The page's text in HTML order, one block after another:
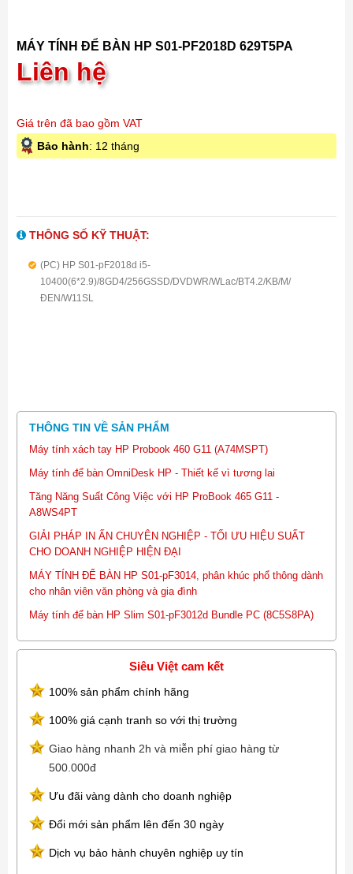
MÁY TÍNH ĐỂ BÀN HP S01-PF2018D 629T5PA
Liên hệ
Giá trên đã bao gồm VAT
Bảo hành: 12 tháng
THÔNG SỐ KỸ THUẬT:
(PC) HP S01-pF2018d i5-
10400(6*2.9)/8GD4/256GSSD/DVDWR/WLac/BT4.2/KB/M/
ĐEN/W11SL
THÔNG TIN VỀ SẢN PHẨM
Máy tính xách tay HP Probook 460 G11 (A74MSPT)
Máy tính để bàn OmniDesk HP - Thiết kế vì tương lai
Tăng Năng Suất Công Việc với HP ProBook 465 G11 -
A8WS4PT
GIẢI PHÁP IN ẤN CHUYÊN NGHIỆP - TỐI ƯU HIỆU SUẤT
CHO DOANH NGHIỆP HIỆN ĐẠI
MÁY TÍNH ĐỂ BÀN HP S01-pF3014, phân khúc phổ thông dành
cho nhân viên văn phòng và gia đình
Máy tính để bàn HP Slim S01-pF3012d Bundle PC (8C5S8PA)
Siêu Việt cam kết
100% sản phẩm chính hãng
100% giá cạnh tranh so với thị trường
Giao hàng nhanh 2h và miễn phí giao hàng từ
500.000đ
Ưu đãi vàng dành cho doanh nghiệp
Đổi mới sản phẩm lên đến 30 ngày
Dịch vụ bảo hành chuyên nghiệp uy tín